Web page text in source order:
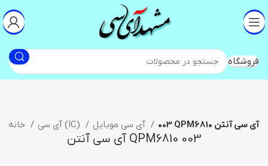
فروشگاه
آی سی (IC) 003 QPM6810 آی سی آنتن
003 QPM6810 آی سی آنتن